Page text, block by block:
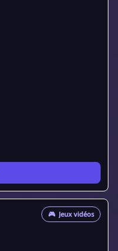
🎮 Jeux vidéos